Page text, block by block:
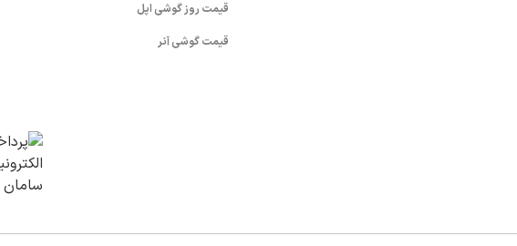
قیمت روز گوشی اپل
قیمت گوشی آنر